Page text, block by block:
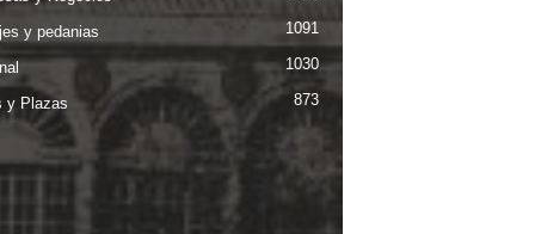
y pedanias 1091
1030
y Plazas 873